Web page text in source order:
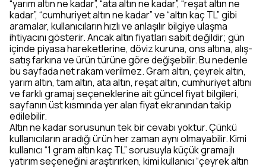
“yarım altın ne kadar”, “ata altın ne kadar”, “reşat altın ne
kadar”, “cumhuriyet altın ne kadar” ve “altın kaç TL” gibi
aramalar, kullanıcıların hızlı ve anlaşılır bilgiye ulaşma
ihtiyacını gösterir. Ancak altın fiyatları sabit değildir; gün
içinde piyasa hareketlerine, döviz kuruna, ons altına, alış-
satış farkına ve ürün türüne göre değişebilir. Bu nedenle
bu sayfada net rakam verilmez. Gram altın, çeyrek altın,
yarım altın, tam altın, ata altın, reşat altın, cumhuriyet altını
ve farklı gramaj seçeneklerine ait güncel fiyat bilgileri,
sayfanın üst kısmında yer alan fiyat ekranından takip
edilebilir.
Altın ne kadar sorusunun tek bir cevabı yoktur. Çünkü
kullanıcıların aradığı ürün her zaman aynı olmayabilir. Kimi
kullanıcı “1 gram altın kaç TL” sorusuyla küçük gramajlı
yatırım seçeneğini araştırırken, kimi kullanıcı “çeyrek altın